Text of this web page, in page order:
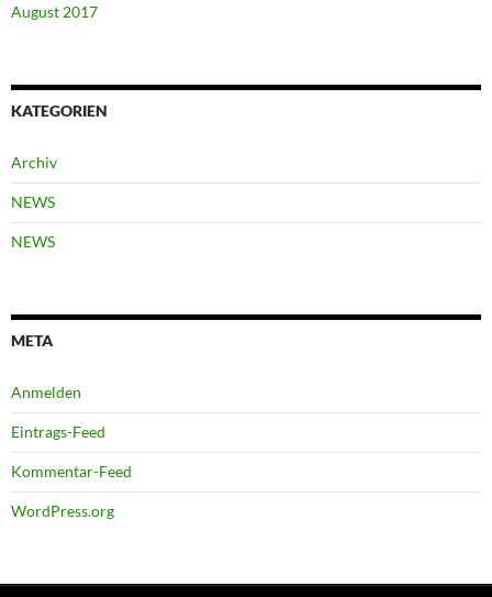
August 2017
KATEGORIEN
Archiv
NEWS
NEWS
META
Anmelden
Eintrags-Feed
Kommentar-Feed
WordPress.org